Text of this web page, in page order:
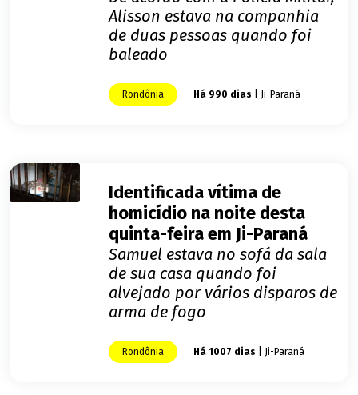
Alisson estava na companhia
de duas pessoas quando foi
baleado
Rondônia Há 990 dias | Ji-Paraná
Identificada vítima de
homicídio na noite desta
quinta-feira em Ji-Paraná
Samuel estava no sofá da sala
de sua casa quando foi
alvejado por vários disparos de
arma de fogo
Rondônia Há 1007 dias | Ji-Paraná